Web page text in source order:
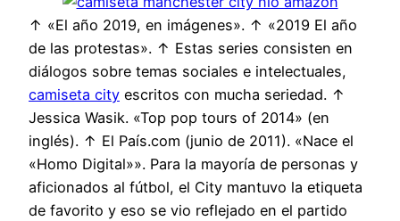
↑ «El año 2019, en imágenes». ↑ «2019 El año
de las protestas». ↑ Estas series consisten en
diálogos sobre temas sociales e intelectuales,
camiseta city escritos con mucha seriedad. ↑
Jessica Wasik. «Top pop tours of 2014» (en
inglés). ↑ El País.com (junio de 2011). «Nace el
«Homo Digital»». Para la mayoría de personas y
aficionados al fútbol, el City mantuvo la etiqueta
de favorito y eso se vio reflejado en el partido